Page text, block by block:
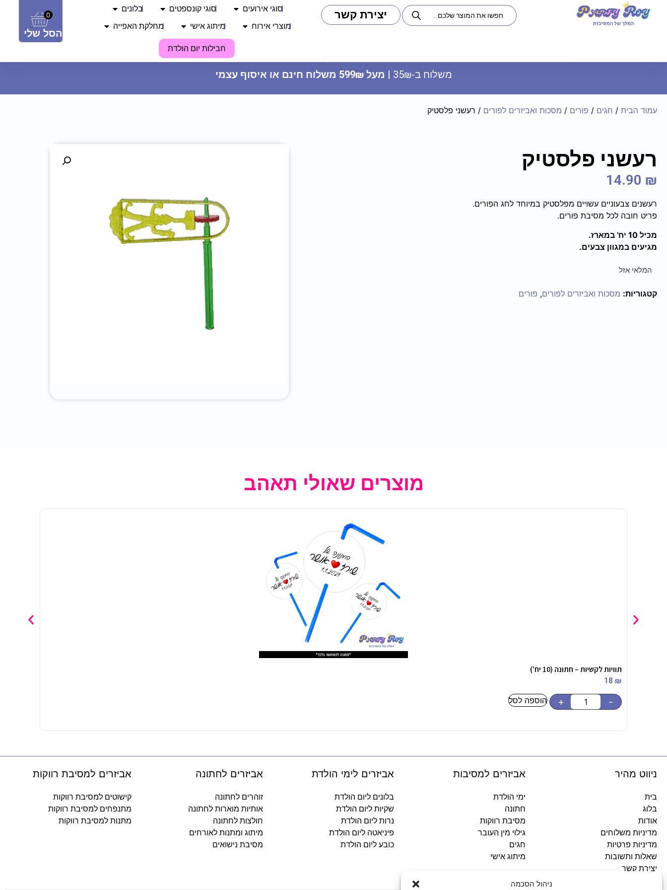
ניהול הסכמה
0
הסל שלי
יצירת קשר סוגי אירועים סוגי קונספטים בלונים
מוצרי אירוח מיתוג אישי מחלקת האפייה
חבילות יום הולדת
משלוח ב-35₪ | מעל 599₪ משלוח חינם או איסוף עצמי
עמוד הבית / חגים / פורים / מסכות ואביזרים לפורים / רעשני פלסטיק
רעשני פלסטיק
14.90 ₪
רעשנים צבעוניים עשויים מפלסטיק במיוחד לחג הפורים.
פריט חובה לכל מסיבת פורים.
מכיל 10 יח' במארז.
מגיעים במגוון צבעים.
המלאי אזל
קטגוריות: מסכות ואביזרים לפורים, פורים
מוצרים שאולי תאהב
תוויות לקשיות – חתונה (10 יח')
18 ₪
-
+ הוספה לסל
ניווט מהיר
בית
בלוג
אודות
מדיניות משלוחים
מדיניות פרטיות
שאלות ותשובות
יצירת קשר
אביזרים למסיבות
ימי הולדת
חתונה
מסיבת רווקות
גילוי מין העובר
חגים
מיתוג אישי
אביזרים לימי הולדת
בלונים ליום הולדת
שקיות ליום הולדת
נרות ליום הולדת
פיניאטה ליום הולדת
כובע ליום הולדת
אביזרים לחתונה
זוהרים לחתונה
אותיות מוארות לחתונה
חולצות לחתונה
מיתוג ומתנות לאורחים
מסיבת נישואים
אביזרים למסיבת רווקות
קישוטים למסיבת רווקות
מתנפחים למסיבת רווקות
מתנות למסיבת רווקות